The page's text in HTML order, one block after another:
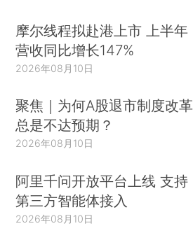
摩尔线程拟赴港上市 上半年
营收同比增长147%
2026年08月10日
聚焦｜为何A股退市制度改革
总是不达预期？
2026年08月10日
阿里千问开放平台上线 支持
第三方智能体接入
2026年08月10日